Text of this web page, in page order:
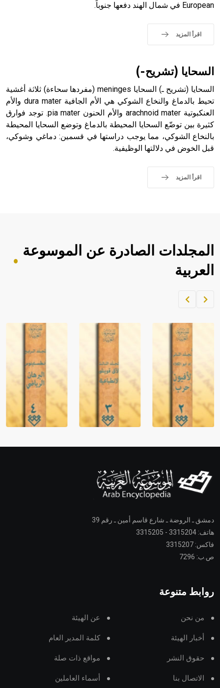
حيث تقتصر القيمة الصوتية للعلامة الك
European في شمال الهند دفعها جنوباً.
اقرأ المزيد
السحايا (تشريح-)
السحايا (تشريح ـ) السحايا meninges (مفردها سحاءة) ثلاثة أغشية
تحيط بالدماغ والنخاع الشوكي هي الأم الجافية dura mater والأم
العنكبوتية arachnoid mater والأم الحنون pia mater. توجد فوارق
كثيرة بين توضّع السحايا المحيطة بالدماغ وتوضع السحايا المحيطة
بالنخاع الشوكي، مما يوجب دراستها في قسمين: دماغي وشوكي،
قبل الخوض في دلالتها الوظيفية.
اقرأ المزيد
المجلدات الصادرة عن الموسوعة
العربية
دمشق ـ الروضة ـ شارع قاسم أمين ـ رقم 39
هاتف: 3315204 - 3315205
فاكس: 3315207
ص.ب: 7296
روابط متنوعة
من نحن عن الهيئة
أخبار الهيئة كلمة المدير العام
حقوق النشر مواقع ذات صلة
الاتصال بنا أسماء العاملين